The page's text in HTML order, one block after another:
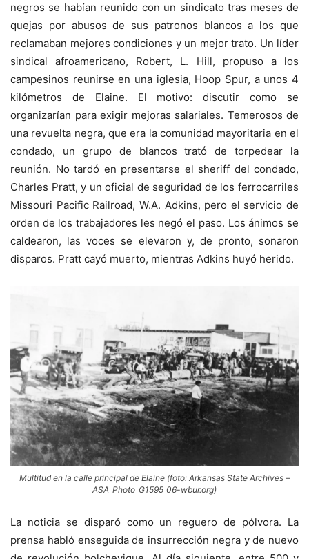
negros se habían reunido con un sindicato tras meses de
quejas por abusos de sus patronos blancos a los que
reclamaban mejores condiciones y un mejor trato. Un líder
sindical afroamericano, Robert, L. Hill, propuso a los
campesinos reunirse en una iglesia, Hoop Spur, a unos 4
kilómetros de Elaine. El motivo: discutir como se
organizarían para exigir mejoras salariales. Temerosos de
una revuelta negra, que era la comunidad mayoritaria en el
condado, un grupo de blancos trató de torpedear la
reunión. No tardó en presentarse el sheriff del condado,
Charles Pratt, y un oficial de seguridad de los ferrocarriles
Missouri Pacific Railroad, W.A. Adkins, pero el servicio de
orden de los trabajadores les negó el paso. Los ánimos se
caldearon, las voces se elevaron y, de pronto, sonaron
disparos. Pratt cayó muerto, mientras Adkins huyó herido.
Multitud en la calle principal de Elaine (foto: Arkansas State Archives –
ASA_Photo_G1595_06-wbur.org)
La noticia se disparó como un reguero de pólvora. La
prensa habló enseguida de insurrección negra y de nuevo